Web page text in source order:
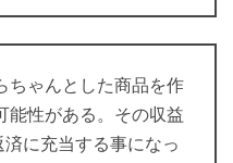
ちゃんとした商品を作
能性がある。その収益
に充当する事になっ